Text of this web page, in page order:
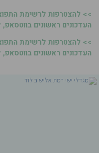
>> להצטרפות לרשימת
העדכונים ראשונים
>> להצטרפות לרשימת
העדכונים ראשונים